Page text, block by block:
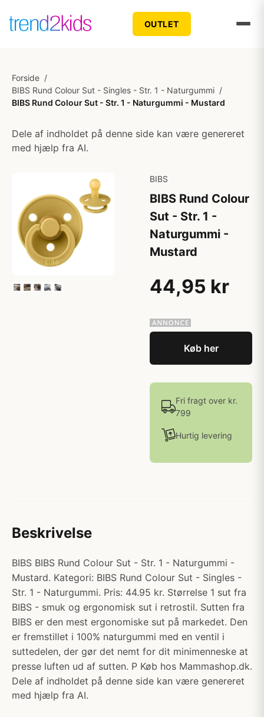
OUTLET
Forside /
BIBS Rund Colour Sut - Singles - Str. 1 - Naturgummi /
BIBS Rund Colour Sut - Str. 1 - Naturgummi - Mustard
Dele af indholdet på denne side kan være genereret
med hjælp fra AI.
BIBS
BIBS Rund Colour
Sut - Str. 1 -
Naturgummi -
Mustard
44,95 kr
Køb her
Fri fragt over kr.
799
Hurtig levering
Beskrivelse
BIBS BIBS Rund Colour Sut - Str. 1 - Naturgummi -
Mustard. Kategori: BIBS Rund Colour Sut - Singles -
Str. 1 - Naturgummi. Pris: 44.95 kr. Størrelse 1 sut fra
BIBS - smuk og ergonomisk sut i retrostil. Sutten fra
BIBS er den mest ergonomiske sut på markedet. Den
er fremstillet i 100% naturgummi med en ventil i
suttedelen, der gør det nemt for dit minimenneske at
presse luften ud af sutten. P Køb hos Mammashop.dk.
Dele af indholdet på denne side kan være genereret
med hjælp fra AI.